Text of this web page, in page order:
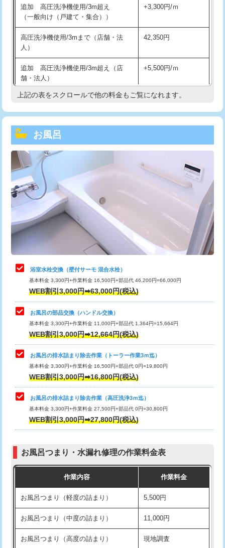
追加 高圧洗浄機使用/3m超え
（一般向け（戸建て・集合））
+3,300円/ｍ
高圧洗浄機使用/3mまで（店舗・法
人）
42,350円
追加 高圧洗浄機使用/3m超え（店
舗・法人）
+5,500円/ｍ
高度高圧洗浄換 現地調査
トーラー機使用/3mまで
追加トーラー機使用/3m超え
カメラ調査 33,000円
桝清掃 8,800円
止水・漏水調査・防水処理・清掃・修
理・調整・分解・加工など（軽作業）
止水・漏水調査・防水処理・清掃・修
理・調整・分解・加工など（中作業）
22,000円
止水・漏水調査・防水処理・清掃・修
理・調整・分解・加工など（重作業）
33,000円
トイレタンク脱着
トイレ便器脱着
タンクレストイレ脱着 33,000円
小便器トイレ脱着
その他部品の脱着 8,800円～
交換・取付（タンク）
交換・取付（普通便座） 11,000円+材料費
交換・取付（温水洗浄便座） 16,500円+材料費
交換・取付(単水栓（壁付・デッキ
式）)
13,200円+材料費
交換・取付(混合水栓（壁付・デッキ
式・ワンホール）)
16,500円+材料費
上記の表をスクロールで他の料金もご覧になれます。
お風呂
浴室水栓交換（壁付サーモ 混合水栓）
基本料金 3,300円+作業料金 16,500円+部品代 46,200円=66,000円
WEB割引3,000円➡63,000円(税込)
お風呂の部品交換（ハンドル交換）
基本料金 3,300円+作業料金 11,000円+部品代 1,364円=15,664円
WEB割引3,000円➡12,664円(税込)
お風呂の排水詰まり除去作業（トーラー作業3ｍ迄）
基本料金 3,300円+作業料金 16,500円+部品代 0円=19,800円
WEB割引3,000円➡16,800円(税込)
お風呂の排水詰まり除去作業（高圧洗浄3ｍ迄）
基本料金 3,300円+作業料金 27,500円+部品代 0円=30,800円
WEB割引3,000円➡27,800円(税込)
お風呂つまり・水漏れ修理の作業料金表
作業内容 作業料金
お風呂つまり（軽度の詰まり） 5,500円
お風呂つまり（中度の詰まり） 11,000円
お風呂つまり（高度の詰まり） 現地調査